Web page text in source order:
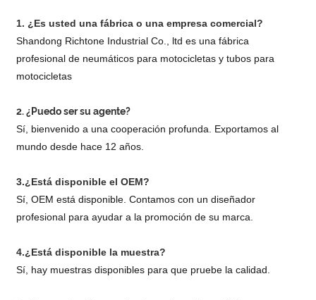
1. ¿Es usted una fábrica o una empresa comercial?
Shandong Richtone Industrial Co., ltd es una fábrica
profesional de neumáticos para motocicletas y tubos para
motocicletas
2. ¿Puedo ser su agente?
Sí, bienvenido a una cooperación profunda. Exportamos al
mundo desde hace 12 años.
3.¿Está disponible el OEM?
Sí, OEM está disponible. Contamos con un diseñador
profesional para ayudar a la promoción de su marca.
4.¿Está disponible la muestra?
Sí, hay muestras disponibles para que pruebe la calidad.